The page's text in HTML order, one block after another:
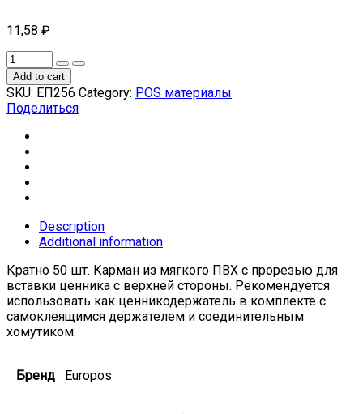
11,58 ₽
Add to cart
SKU: ЕП256 Category: POS материалы
Поделиться
Description
Additional information
Кратно 50 шт. Карман из мягкого ПВХ с прорезью для
вставки ценника с верхней стороны. Рекомендуется
использовать как ценникодержатель в комплекте с
самоклеящимся держателем и соединительным
хомутиком.
Бренд Europos